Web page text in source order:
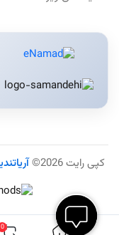
0
کپی رایت 2026©